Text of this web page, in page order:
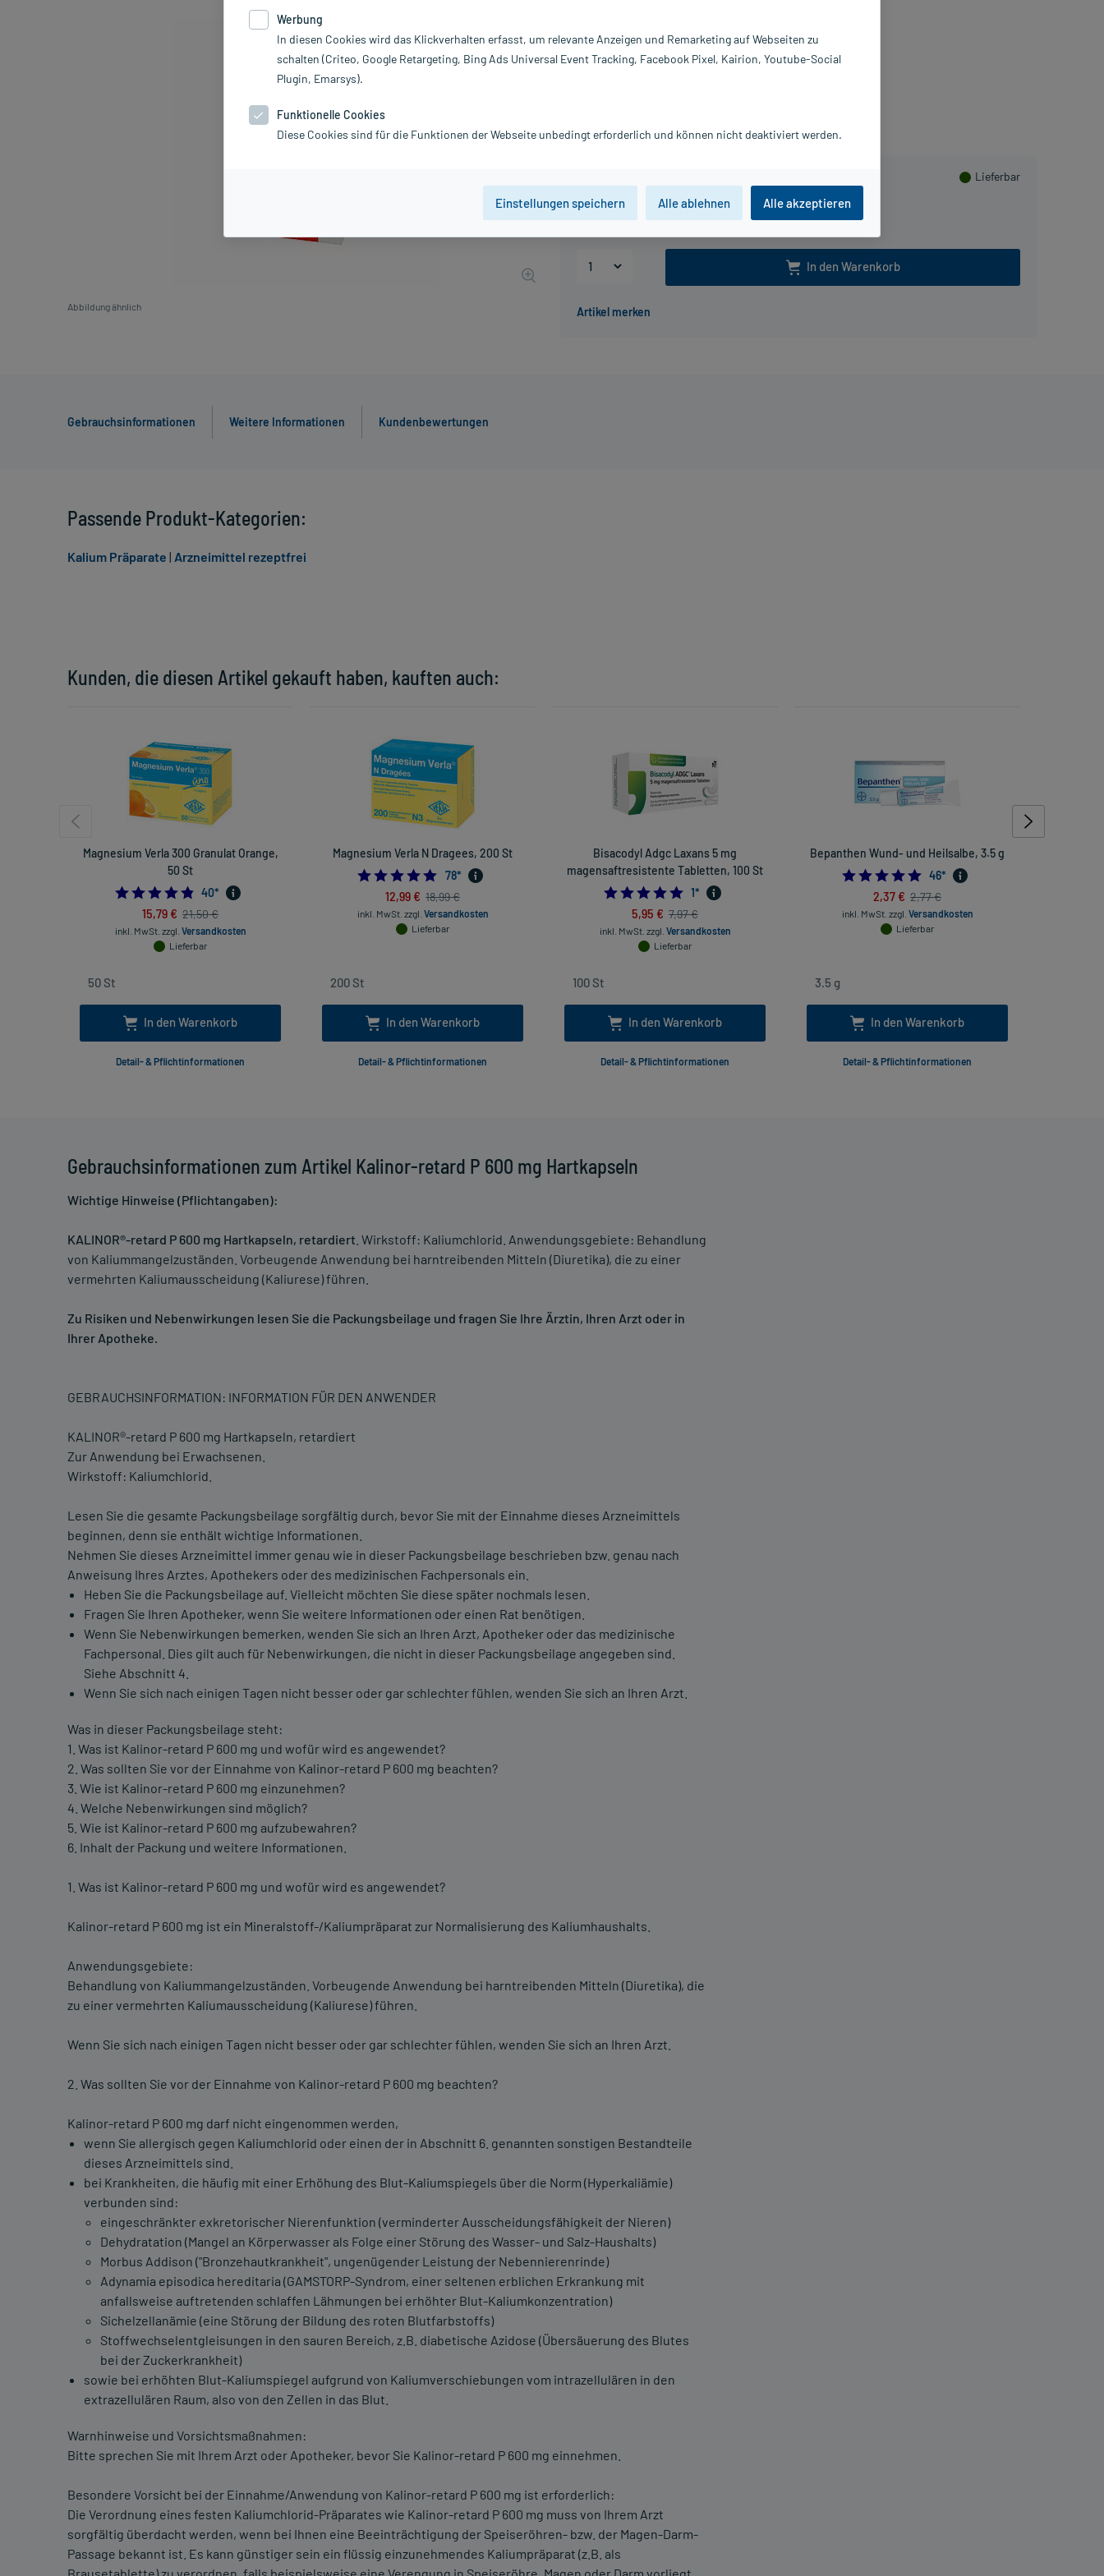
Abbildung ähnlich
inkl. MwSt. zzgl.Versandkosten
Lieferbar
20 St 50 St 100 St
In den Warenkorb
Hersteller:
DESMA GmbH
Information:
Packungsbeilage als PDF
Gebrauchsinformationen Weitere Informationen Kundenbewertungen
Gebrauchsinformationen zum Artikel Kalinor-retard P 600 mg Hartkapseln
Wichtige Hinweise (Pflichtangaben):
KALINOR®-retard P 600 mg Hartkapseln, retardiert . Wirkstoff: Kaliumchlorid. Anwendungsgebiete: Behandlung
von Kaliummangelzuständen. Vorbeugende Anwendung bei harntreibenden Mitteln (Diuretika), die zu einer
vermehrten Kaliumausscheidung (Kaliurese) führen.
Zu Risiken und Nebenwirkungen lesen Sie die Packungsbeilage und fragen Sie Ihre Ärztin, Ihren Arzt oder in
Ihrer Apotheke.
GEBRAUCHSINFORMATION: INFORMATION FÜR DEN ANWENDER
KALINOR®-retard P 600 mg Hartkapseln, retardiert
Zur Anwendung bei Erwachsenen.
Wirkstoff: Kaliumchlorid.
Lesen Sie die gesamte Packungsbeilage sorgfältig durch, bevor Sie mit der Einnahme dieses Arzneimittels
beginnen, denn sie enthält wichtige Informationen.
Nehmen Sie dieses Arzneimittel immer genau wie in dieser Packungsbeilage beschrieben bzw. genau nach
Anweisung Ihres Arztes, Apothekers oder des medizinischen Fachpersonals ein.
Heben Sie die Packungsbeilage auf. Vielleicht möchten Sie diese später nochmals lesen.
Fragen Sie Ihren Apotheker, wenn Sie weitere Informationen oder einen Rat benötigen.
Wenn Sie Nebenwirkungen bemerken, wenden Sie sich an Ihren Arzt, Apotheker oder das medizinische
Fachpersonal. Dies gilt auch für Nebenwirkungen, die nicht in dieser Packungsbeilage angegeben sind.
Siehe Abschnitt 4.
Wenn Sie sich nach einigen Tagen nicht besser oder gar schlechter fühlen, wenden Sie sich an Ihren Arzt.
Was in dieser Packungsbeilage steht:
1. Was ist Kalinor-retard P 600 mg und wofür wird es angewendet?
2. Was sollten Sie vor der Einnahme von Kalinor-retard P 600 mg beachten?
3. Wie ist Kalinor-retard P 600 mg einzunehmen?
4. Welche Nebenwirkungen sind möglich?
5. Wie ist Kalinor-retard P 600 mg aufzubewahren?
6. Inhalt der Packung und weitere Informationen.
1. Was ist Kalinor-retard P 600 mg und wofür wird es angewendet?
Kalinor-retard P 600 mg ist ein Mineralstoff-/Kaliumpräparat zur Normalisierung des Kaliumhaushalts.
Anwendungsgebiete:
Behandlung von Kaliummangelzuständen. Vorbeugende Anwendung bei harntreibenden Mitteln (Diuretika), die
zu einer vermehrten Kaliumausscheidung (Kaliurese) führen.
Wenn Sie sich nach einigen Tagen nicht besser oder gar schlechter fühlen, wenden Sie sich an Ihren Arzt.
2. Was sollten Sie vor der Einnahme von Kalinor-retard P 600 mg beachten?
Kalinor-retard P 600 mg darf nicht eingenommen werden,
wenn Sie allergisch gegen Kaliumchlorid oder einen der in Abschnitt 6. genannten sonstigen Bestandteile
dieses Arzneimittels sind.
bei Krankheiten, die häufig mit einer Erhöhung des Blut-Kaliumspiegels über die Norm (Hyperkaliämie)
verbunden sind:
eingeschränkter exkretorischer Nierenfunktion (verminderter Ausscheidungsfähigkeit der Nieren)
Dehydratation (Mangel an Körperwasser als Folge einer Störung des Wasser- und Salz-Haushalts)
Morbus Addison ("Bronzehautkrankheit", ungenügender Leistung der Nebennierenrinde)
Adynamia episodica hereditaria (GAMSTORP-Syndrom, einer seltenen erblichen Erkrankung mit
anfallsweise auftretenden schlaffen Lähmungen bei erhöhter Blut-Kaliumkonzentration)
Sichelzellanämie (eine Störung der Bildung des roten Blutfarbstoffs)
Stoffwechselentgleisungen in den sauren Bereich, z.B. diabetische Azidose (Übersäuerung des Blutes
bei der Zuckerkrankheit)
sowie bei erhöhten Blut-Kaliumspiegel aufgrund von Kaliumverschiebungen vom intrazellulären in den
extrazellulären Raum, also von den Zellen in das Blut.
Warnhinweise und Vorsichtsmaßnahmen:
Bitte sprechen Sie mit Ihrem Arzt oder Apotheker, bevor Sie Kalinor-retard P 600 mg einnehmen.
Besondere Vorsicht bei der Einnahme/Anwendung von Kalinor-retard P 600 mg ist erforderlich:
Die Verordnung eines festen Kaliumchlorid-Präparates wie Kalinor-retard P 600 mg muss von Ihrem Arzt
sorgfältig überdacht werden, wenn bei Ihnen eine Beeinträchtigung der Speiseröhren- bzw. der Magen-Darm-
Passage bekannt ist. Es kann günstiger sein ein flüssig einzunehmendes Kaliumpräparat (z.B. als
Kunden, die diesen Artikel gekauft haben, kauften auch:
Magnesium Verla 300 Granulat Orange,
50 St
4.825
40*
15,79 € 21,50 €
inkl. MwSt. zzgl. Versandkosten
Lieferbar
In den Warenkorb
Detail- & Pflichtinformationen
Magnesium Verla N Dragees, 200 St
4.884615384615385
78*
12,99 € 18,99 €
inkl. MwSt. zzgl. Versandkosten
Lieferbar
In den Warenkorb
Detail- & Pflichtinformationen
Bisacodyl Adgc Laxans 5 mg
magensaftresistente Tabletten, 100 St
5.0
1*
5,95 € 7,97 €
inkl. MwSt. zzgl. Versandkosten
Lieferbar
In den Warenkorb
Detail- & Pflichtinformationen
Bepanthen Wund- und Heilsalbe, 3.5 g
5.0
46*
2,37 € 2,77 €
inkl. MwSt. zzgl. Versandkosten
Lieferbar
In den Warenkorb
Detail- & Pflichtinformationen
Passende Produkt-Kategorien:
Kalium Präparate | Arzneimittel rezeptfrei
Werbung
In diesen Cookies wird das Klickverhalten erfasst, um relevante Anzeigen und Remarketing auf Webseiten zu
schalten (Criteo, Google Retargeting, Bing Ads Universal Event Tracking, Facebook Pixel, Kairion, Youtube-Social
Plugin, Emarsys).
Funktionelle Cookies
Diese Cookies sind für die Funktionen der Webseite unbedingt erforderlich und können nicht deaktiviert werden.
Einstellungen speichern Alle ablehnen Alle akzeptieren